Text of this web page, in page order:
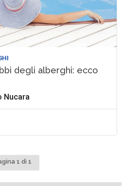
degli alberghi: ecco
Nucara
1 di 1